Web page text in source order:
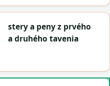
stery a peny z prvého
a druhého tavenia